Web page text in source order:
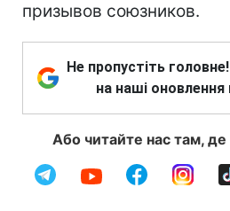
призывов союзников.
Не пропустіть
на наші оновлення
Або читайте нас там, де